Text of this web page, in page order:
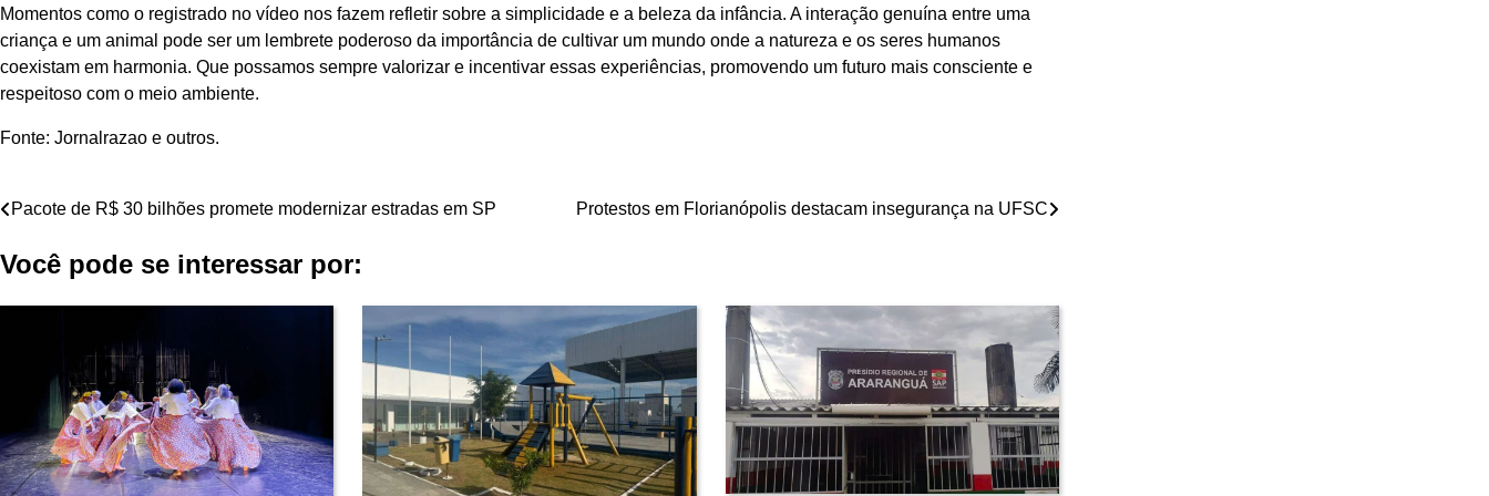
Momentos como o registrado no vídeo nos fazem refletir sobre a simplicidade e a beleza da infância. A interação genuína entre uma
criança e um animal pode ser um lembrete poderoso da importância de cultivar um mundo onde a natureza e os seres humanos
coexistam em harmonia. Que possamos sempre valorizar e incentivar essas experiências, promovendo um futuro mais consciente e
respeitoso com o meio ambiente.
Fonte: Jornalrazao e outros.
Navegação
de
Pacote de R$ 30 bilhões promete modernizar estradas em SP Protestos em Florianópolis destacam insegurança na UFSC
Você pode se interessar por: